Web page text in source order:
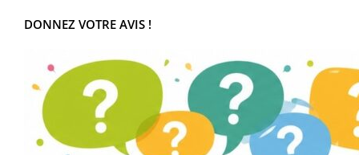
DONNEZ VOTRE AVIS !